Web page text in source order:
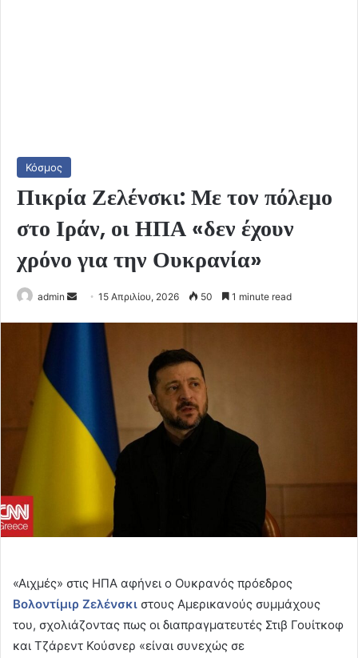
Κόσμος
Πικρία Ζελένσκι: Με τον πόλεμο
στο Ιράν, οι ΗΠΑ «δεν έχουν
χρόνο για την Ουκρανία»
admin
Send15 Απριλίου, 2026 50 1 minute read
«Αιχμές» στις ΗΠΑ αφήνει ο Ουκρανός πρόεδρος
Βολοντίμιρ Ζελένσκι στους Αμερικανούς συμμάχους
του, σχολιάζοντας πως οι διαπραγματευτές Στιβ Γουίτκοφ
και Τζάρεντ Κούσνερ «είναι συνεχώς σε